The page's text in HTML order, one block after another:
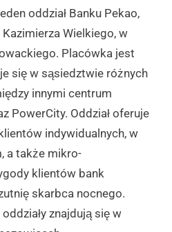
oddział Banku Pekao,
Wielkiego, w
Placówka jest
się w sąsiedztwie różnych
innymi centrum
PowerCity. Oddział oferuje
indywidualnych, w
a także mikro-
klientów bank
skarbca nocnego.
znajdują się w